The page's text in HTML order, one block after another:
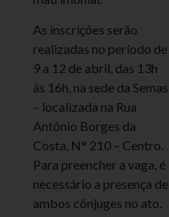
As inscrições serão
realizadas no período de
9 a 12 de abril, das 13h
às 16h, na sede da Semas
– localizada na Rua
Antônio Borges da
Costa, N° 210 – Centro.
Para preencher a vaga, é
necessário a presença de
ambos cônjuges no ato.